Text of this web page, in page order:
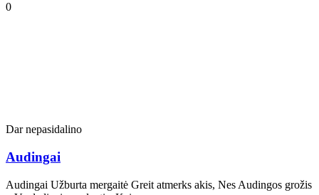
0
Dar nepasidalino
Audingai
Audingai Užburta mergaitė Greit atmerks akis, Nes Audingos grožis